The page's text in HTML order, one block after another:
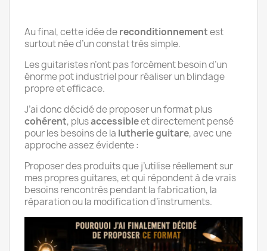
Au final, cette idée dereconditionnementest
surtout née d’un constat très simple.
Les guitaristes n’ont pas forcément besoin d’un
énorme pot industriel pour réaliser un blindage
propre et efficace.
J’ai donc décidé de proposer un format plus
cohérent, plusaccessibleet directement pensé
pour les besoins de la lutherie guitare, avec une
approche assez évidente :
Proposer des produits que j’utilise réellement sur
mes propres guitares, et qui répondent à de vrais
besoins rencontrés pendant la fabrication, la
réparation ou la modification d’instruments.